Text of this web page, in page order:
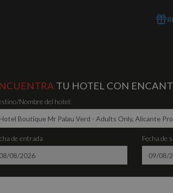
TU HOTEL CON
Nombre del hotel:
de entrada Fecha de